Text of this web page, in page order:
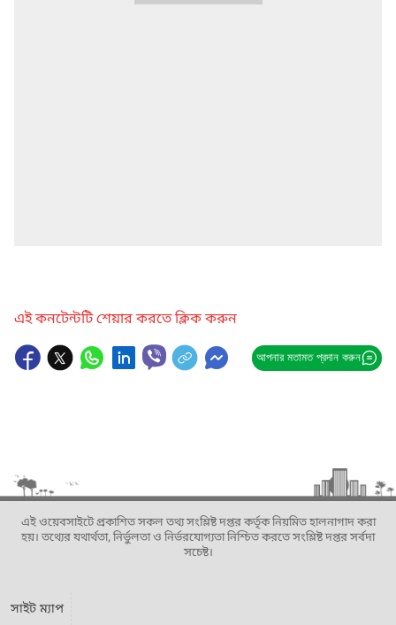
এই কনটেন্টটি শেয়ার করতে ক্লিক করুন
আপনার মতামত প্রদান করুন
এই ওয়েবসাইটে প্রকাশিত সকল তথ্য সংশ্লিষ্ট দপ্তর কর্তৃক নিয়মিত হালনাগাদ করা
হয়। তথ্যের যথার্থতা, নির্ভুলতা ও নির্ভরযোগ্যতা নিশ্চিত করতে সংশ্লিষ্ট দপ্তর সর্বদা
সচেষ্ট।
সাইট ম্যাপ